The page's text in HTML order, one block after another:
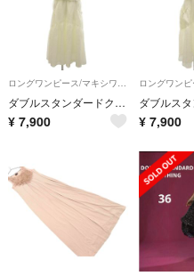
ダブルスタンダードクロージング ダブスタ ESSENTIAL 美品 ワンピース
¥ 7,900 ¥ 7,900